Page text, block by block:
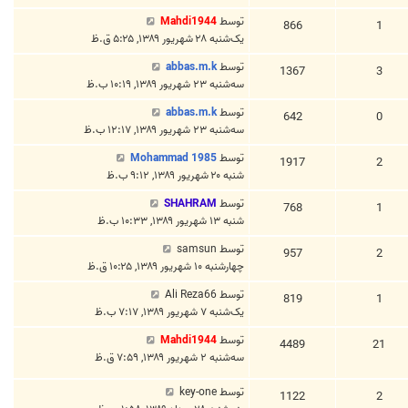
1
866 توسطMahdi1944
یک‌شنبه ۲۸ شهریور ۱۳۸۹, ۵:۲۵ ق.ظ
3
1367 توسطabbas.m.k
سه‌شنبه ۲۳ شهریور ۱۳۸۹, ۱۰:۱۹ ب.ظ
0
642 توسطabbas.m.k
سه‌شنبه ۲۳ شهریور ۱۳۸۹, ۱۲:۱۷ ب.ظ
2
1917 توسطMohammad 1985
شنبه ۲۰ شهریور ۱۳۸۹, ۹:۱۲ ب.ظ
1
768 توسط SHAHRAM
شنبه ۱۳ شهریور ۱۳۸۹, ۱۰:۳۳ ب.ظ
2
957 توسط samsun
چهارشنبه ۱۰ شهریور ۱۳۸۹, ۱۰:۲۵ ق.ظ
1
819 توسط Ali Reza66
یک‌شنبه ۷ شهریور ۱۳۸۹, ۷:۱۷ ب.ظ
21
4489 توسطMahdi1944
سه‌شنبه ۲ شهریور ۱۳۸۹, ۷:۵۹ ق.ظ
2
1122 توسطkey-one